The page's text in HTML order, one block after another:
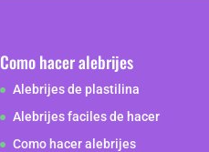
Como hacer alebrijes
Alebrijes de plastilina
Alebrijes faciles de hacer
Como hacer alebrijes